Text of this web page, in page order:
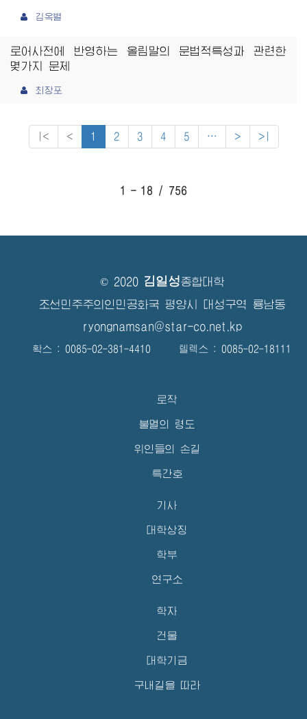
김옥별
로어사전에 반영하는 올림말의 문법적특성과 관련한
몇가지 문제
최장포
|< < 1 2 3 4 5 ⋯ > >|
1 - 18 / 756
© 2020 김일성종합대학
조선민주주의인민공화국 평양시 대성구역 룡남동
ryongnamsan@star-co.net.kp
확스 : 0085-02-381-4410 텔렉스 : 0085-02-18111
로작
불멸의 령도
위인들의 손길
특간호
기사
대학상징
학부
연구소
학자
건물
대학기금
구내길을 따라